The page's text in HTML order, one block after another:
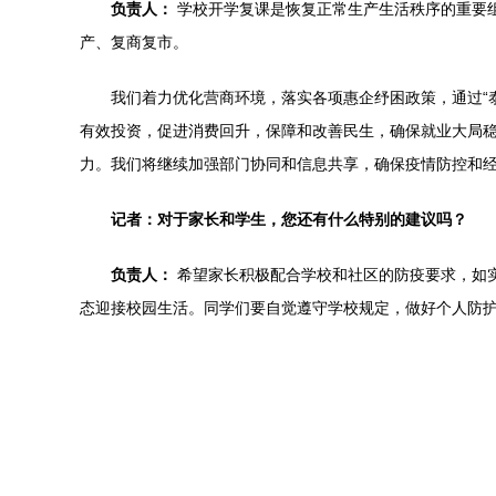
负责人： 学校开学复课是恢复正常生产生活秩序的重要
产、复商复市。
我们着力优化营商环境，落实各项惠企纾困政策，通过
有效投资，促进消费回升，保障和改善民生，确保就业大局
力。我们将继续加强部门协同和信息共享，确保疫情防控和
记者：对于家长和学生，您还有什么特别的建议吗？
负责人： 希望家长积极配合学校和社区的防疫要求，
态迎接校园生活。同学们要自觉遵守学校规定，做好个人防